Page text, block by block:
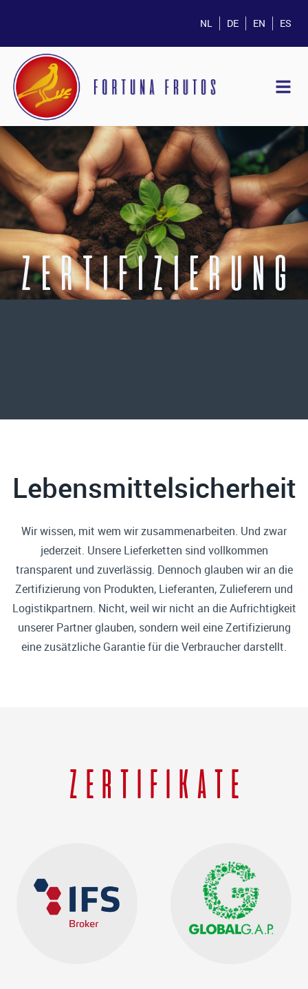
NL DE EN ES
ZERTIFIZIERUNG
Lebensmittelsicherheit
Wir wissen, mit wem wir zusammenarbeiten. Und zwar
jederzeit. Unsere Lieferketten sind vollkommen
transparent und zuverlässig. Dennoch glauben wir an die
Zertifizierung von Produkten, Lieferanten, Zulieferern und
Logistikpartnern. Nicht, weil wir nicht an die Aufrichtigkeit
unserer Partner glauben, sondern weil eine Zertifizierung
eine zusätzliche Garantie für die Verbraucher darstellt.
ZERTIFIKATE